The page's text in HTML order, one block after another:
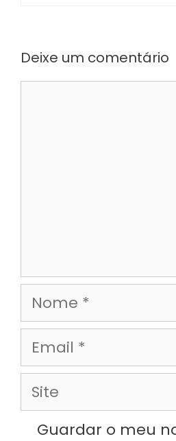
Deixe um comentário
Nome
Email
Site
Guardar o meu